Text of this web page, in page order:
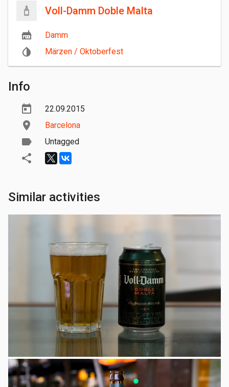
Voll-Damm Doble Malta
Damm
Märzen / Oktoberfest
Info
22.09.2015
Barcelona
Untagged
Similar activities